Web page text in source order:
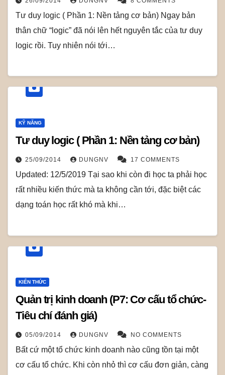
Tư duy logic ( Phần 1: Nền tảng cơ bản) Ngay bản
thân chữ “logic” đã nói lên hết nguyên tắc của tư duy
logic rồi. Tuy nhiên nói tới…
KỸ NĂNG
Tư duy logic ( Phần 1: Nền tảng cơ bản)
25/09/2014 DUNGNV 17 COMMENTS
Updated: 12/5/2019 Tại sao khi còn đi học ta phải học
rất nhiều kiến thức mà ta không cần tới, đặc biệt các
dạng toán học rất khó mà khi…
KIẾN THỨC
Quản trị kinh doanh (P7: Cơ cấu tổ chức-
Tiêu chí đánh giá)
05/09/2014 DUNGNV NO COMMENTS
Bất cứ một tổ chức kinh doanh nào cũng tồn tại một
cơ cấu tổ chức. Khi còn nhỏ thì cơ cấu đơn giản, càng